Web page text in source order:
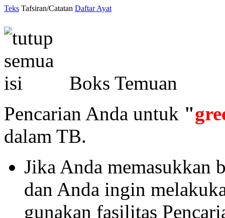
Teks Tafsiran/Catatan Daftar Ayat
Boks Temuan
Pencarian Anda untuk "
dalam TB.
Jika Anda memasukkan
dan Anda ingin
gunakan fasilitas